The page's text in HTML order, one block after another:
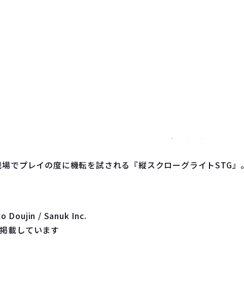
でプレイの度に機転を試される『縦スクローグライトSTG』。
Doujin / Sanuk Inc.
載しています